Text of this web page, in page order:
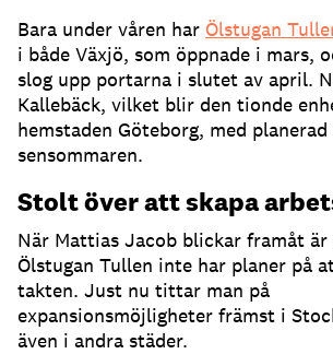
Bara under våren har Ölstugan
i både Växjö, som öppnade i mars,
slog upp portarna i slutet av april.
Kallebäck, vilket blir den tionde
hemstaden Göteborg, med
sensommaren.
Stolt över att skapa
När Mattias Jacob blickar framåt
Ölstugan Tullen inte har planer på
takten. Just nu tittar man på
expansionsmöjligheter främst i
även i andra städer.